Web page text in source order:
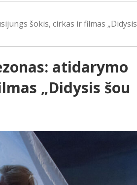
šokis, cirkas ir filmas „Didysis
atidarymo
„Didysis šou